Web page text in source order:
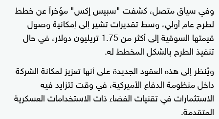
وفي سياق متصل، كشفت "سبيس إكس" مؤخراً عن خطط
لطرح عام أولي، وسط تقديرات تشير إلى إمكانية وصول
قيمتها السوقية إلى أكثر من 1.75 تريليون دولار، في حال
تنفيذ الطرح بالشكل المخطط له.
ويُنظر إلى هذه العقود الجديدة على أنها تعزيز لمكانة الشركة
داخل منظومة الدفاع الأميركية، في وقت تتزايد فيه
الاستثمارات في تقنيات الفضاء ذات الاستخدامات العسكرية
المتقدمة.